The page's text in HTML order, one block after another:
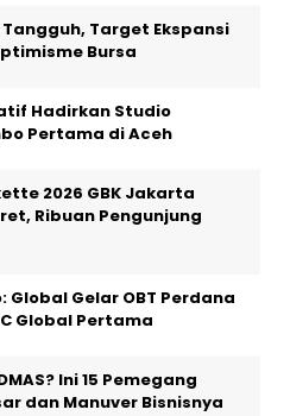
Target Ekspansi
Bursa
Hadirkan Studio
Pertama di Aceh
2026 GBK Jakarta
Ribuan Pengunjung
Global Gelar OBT Perdana
Global Pertama
Ini 15 Pemegang
dan Manuver Bisnisnya